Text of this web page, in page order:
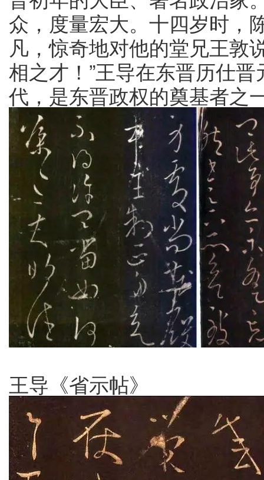
众，度量宏大。十四岁时，
凡，惊奇地对他的堂兄王敦
相之才！”王导在东晋历仕
代，是东晋政权的奠基者之
王导《省示帖》